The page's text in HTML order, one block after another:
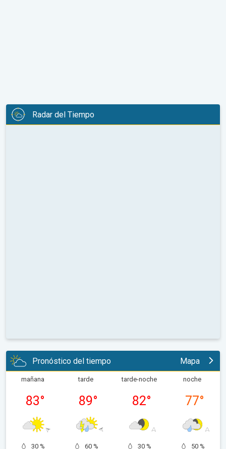
Radar del Tiempo
Pronóstico del tiempo Mapa
mañana
83°
30 %
tarde
89°
60 %
tarde-noche
82°
30 %
noche
77°
50 %